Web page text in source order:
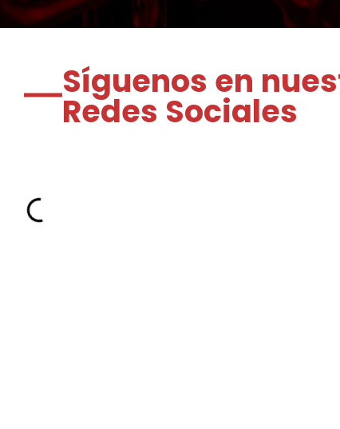
Síguenos en
Redes Sociales